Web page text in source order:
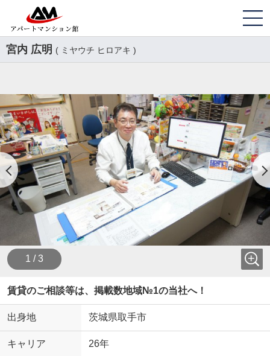
宮内 広明 ( ミヤウチ ヒロアキ )
1 / 3
賃貸のご相談等は、掲載数地域№1の当社へ！
出身地 茨城県取手市
キャリア 26年